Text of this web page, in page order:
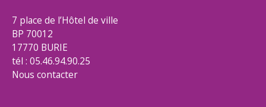
7 place de l’Hôtel de ville
BP 70012
17770 BURIE
tél : 05.46.94.90.25
Nous contacter